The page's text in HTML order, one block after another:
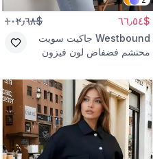
$٦٦٫٥٤ $١٠٢٫٦٨
Westbound جاكيت سويت
محتشم فضفاض لون فيزون